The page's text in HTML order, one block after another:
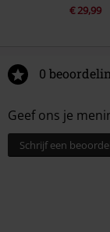
€ 29,99
0
Geef ons je
Schrijf een